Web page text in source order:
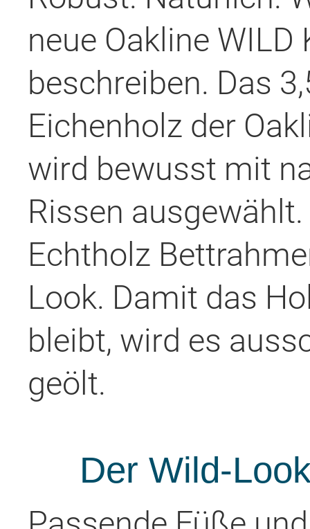
neue Oakline
beschreiben. Das
Eichenholz der
wird bewusst mit
Rissen
Echtholz
Look. Damit das
bleibt, wird es
geölt.
Der Wild-